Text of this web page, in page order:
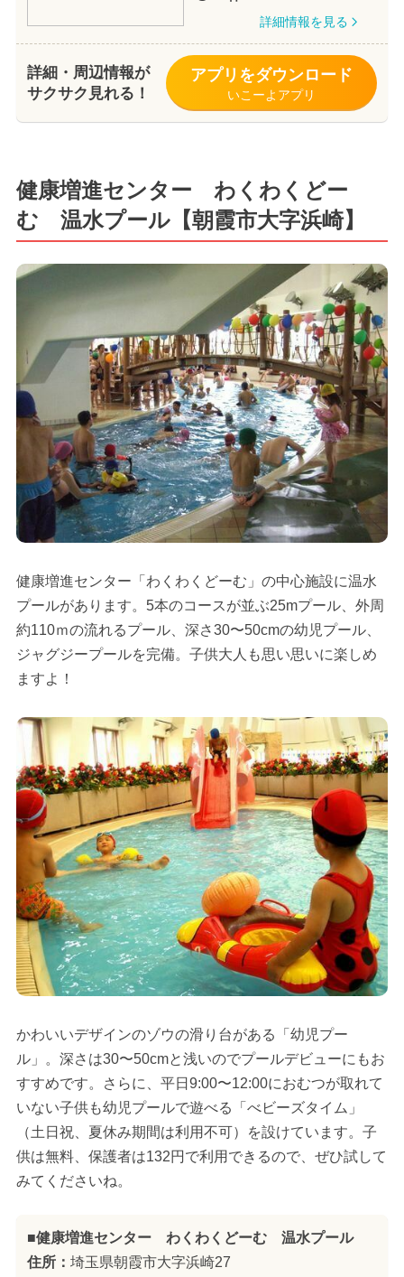
詳細情報を見る
詳細・周辺情報が
サクサク見れる！
アプリをダウンロード
いこーよアプリ
健康増進センター わくわくどー
む 温水プール【朝霞市大字浜崎】
健康増進センター「わくわくどーむ」の中心施設に温水
プールがあります。5本のコースが並ぶ25mプール、外周
約110ｍの流れるプール、深さ30〜50cmの幼児プール、
ジャグジープールを完備。子供大人も思い思いに楽しめ
ますよ！
かわいいデザインのゾウの滑り台がある「幼児プー
ル」。深さは30〜50cmと浅いのでプールデビューにもお
すすめです。さらに、平日9:00〜12:00におむつが取れて
いない子供も幼児プールで遊べる「べビーズタイム」
（土日祝、夏休み期間は利用不可）を設けています。子
供は無料、保護者は132円で利用できるので、ぜひ試して
みてくださいね。
■健康増進センター わくわくどーむ 温水プール
住所： 埼玉県朝霞市大字浜崎27